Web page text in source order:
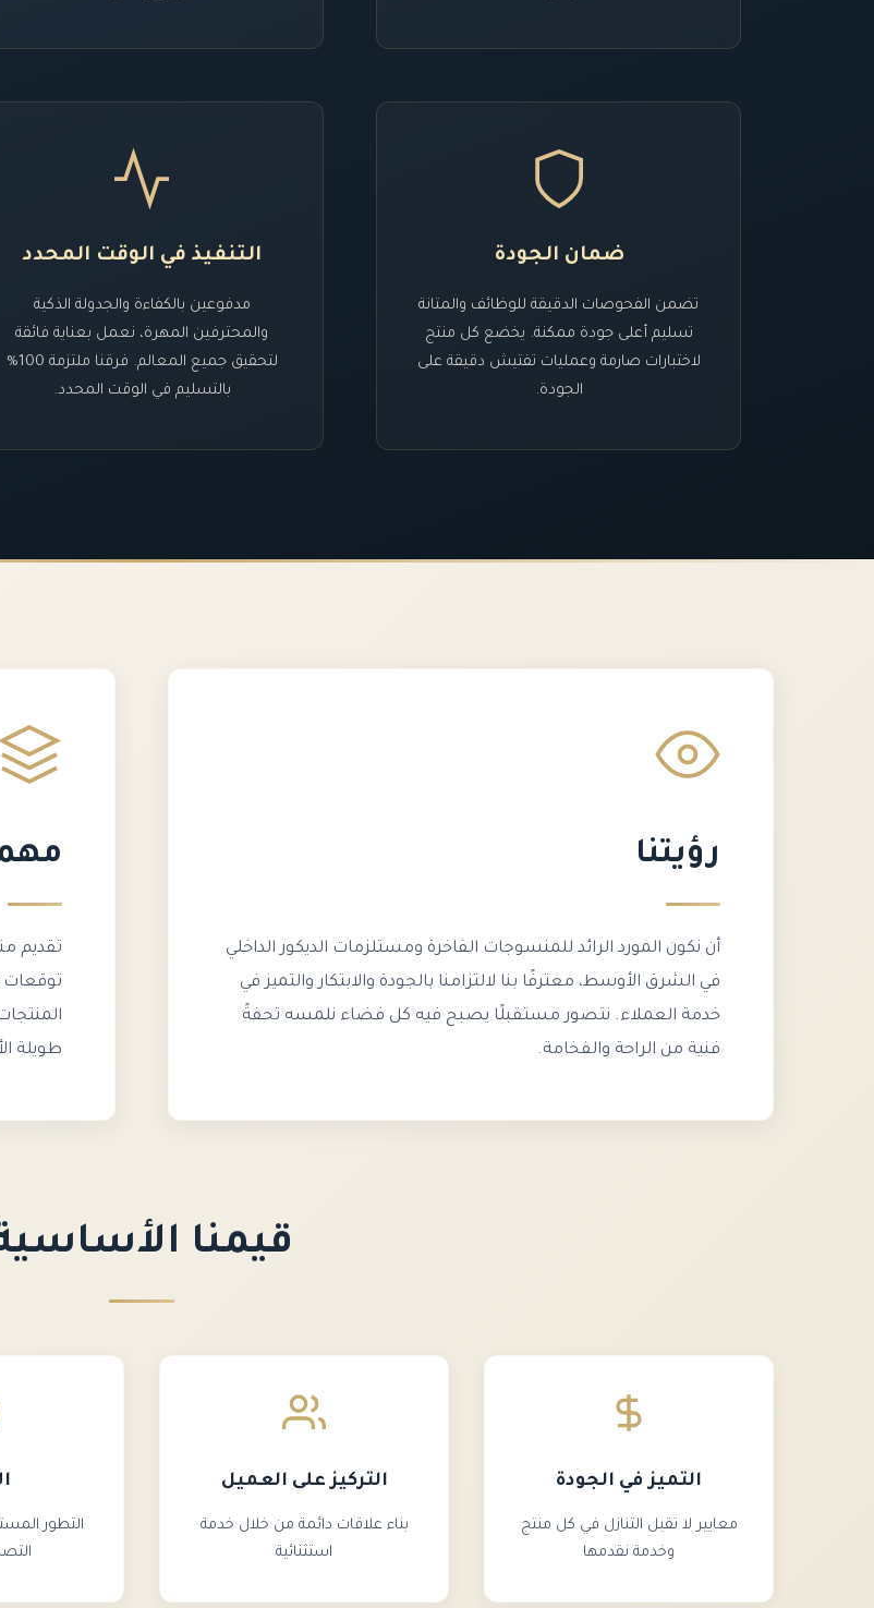
ضمان الجودة
تضمن الفحوصات الدقيقة للوظائف والمتانة
تسليم أعلى جودة ممكنة. يخضع كل منتج
لاختبارات صارمة وعمليات تفتيش دقيقة على
الجودة.
التنفيذ في الوقت المحدد
مدفوعين بالكفاءة والجدولة الذكية
والمحترفين المهرة، نعمل بعناية فائقة
لتحقيق جميع المعالم. فرقنا ملتزمة 100%
بالتسليم في الوقت المحدد.
رؤيتنا
أن نكون المورد الرائد للمنسوجات الفاخرة ومستلزمات الديكور الداخلي
في الشرق الأوسط، معترفًا بنا لالتزامنا بالجودة والابتكار والتميز في
خدمة العملاء. نتصور مستقبلًا يصبح فيه كل فضاء نلمسه تحفةً
فنية من الراحة والفخامة.
تقديم
توقعات
طويلة
قيمنا
التميز في الجودة
معايير لا تقبل التنازل في كل منتج
وخدمة نقدمها
التركيز على العميل
بناء علاقات دائمة من خلال خدمة
استثنائية
التطور